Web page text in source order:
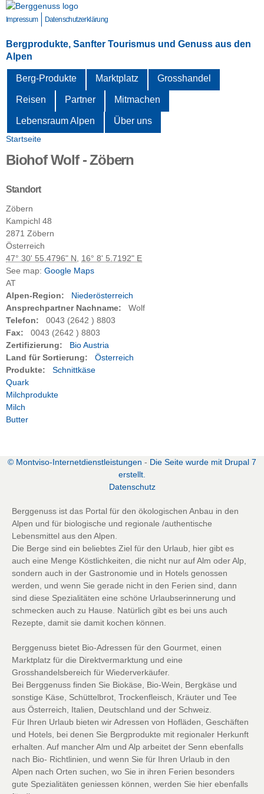
zum
Impressum Datenschutzerklärung
Bergprodukte, Sanfter Tourismus und Genuss aus den
Alpen
Berg-Produkte Marktplatz Grosshandel
Reisen Partner Mitmachen
Lebensraum Alpen Über uns
Sie sind hier
Startseite
Biohof Wolf - Zöbern
Standort
Zöbern
Kampichl 48
2871 Zöbern
Österreich
47° 30' 55.4796" N
16° 8' 5.7192" E
See map: Google Maps
AT
Alpen-Region:
Niederösterreich
Ansprechpartner Nachname:
Wolf
Telefon:
0043 (2642 ) 8803
Fax:
0043 (2642 ) 8803
Zertifizierung:
Bio Austria
Land für Sortierung:
Österreich
Produkte:
Schnittkäse
Quark
Milchprodukte
Milch
Butter
© Montviso-Internetdienstleistungen - Die Seite wurde mit Drupal 7
erstellt.
Datenschutz
Berggenuss ist das Portal für den ökologischen Anbau in den
Alpen und für biologische und regionale /authentische
Lebensmittel aus den Alpen.
Die Berge sind ein beliebtes Ziel für den Urlaub, hier gibt es
auch eine Menge Köstlichkeiten, die nicht nur auf Alm oder Alp,
sondern auch in der Gastronomie und in Hotels genossen
werden, und wenn Sie gerade nicht in den Ferien sind, dann
sind diese Spezialitäten eine schöne Urlaubserinnerung und
schmecken auch zu Hause. Natürlich gibt es bei uns auch
Rezepte, damit sie damit kochen können.
Berggenuss bietet Bio-Adressen für den Gourmet, einen
Marktplatz für die Direktvermarktung und eine
Grosshandelsbereich für Wiederverkäufer.
Bei Berggenuss finden Sie Biokäse, Bio-Wein, Bergkäse und
sonstige Käse, Schüttelbrot, Trockenfleisch, Kräuter und Tee
aus Österreich, Italien, Deutschland und der Schweiz.
Für Ihren Urlaub bieten wir Adressen von Hofläden, Geschäften
und Hotels, bei denen Sie Bergprodukte mit regionaler Herkunft
erhalten. Auf mancher Alm und Alp arbeitet der Senn ebenfalls
nach Bio- Richtlinien, und wenn Sie für Ihren Urlaub in den
Alpen nach Orten suchen, wo Sie in ihren Ferien besonders
gute Spezialitäten geniessen können, werden Sie hier ebenfalls